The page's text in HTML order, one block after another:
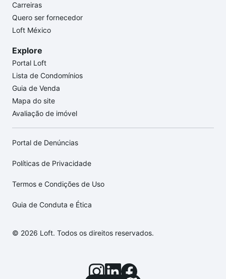
Carreiras
Quero ser fornecedor
Loft México
Explore
Portal Loft
Lista de Condomínios
Guia de Venda
Mapa do site
Avaliação de imóvel
Portal de Denúncias
Políticas de Privacidade
Termos e Condições de Uso
Guia de Conduta e Ética
© 2026 Loft. Todos os direitos reservados.